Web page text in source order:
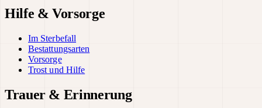
Hilfe & Vorsorge
Im Sterbefall
Bestattungsarten
Vorsorge
Trost und Hilfe
Trauer & Erinnerung